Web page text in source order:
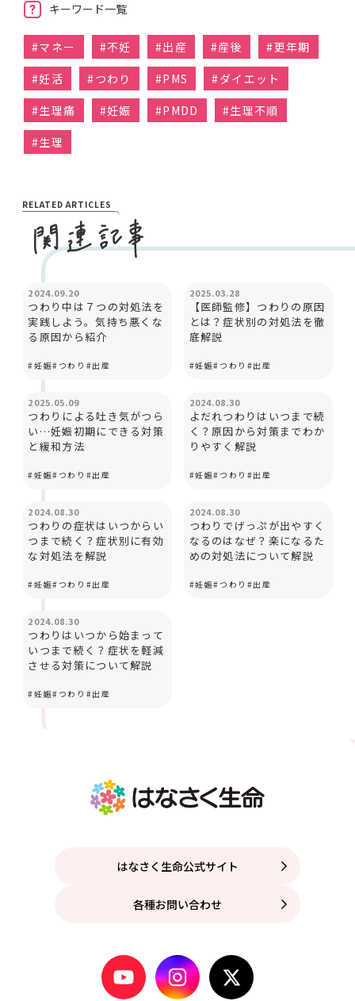
キーワード一覧
#マネー #不妊 #出産 #産後 #更年期
#妊活 #つわり #PMS #ダイエット
#生理痛 #妊娠 #PMDD #生理不順
#生理
RELATED ARTICLES
2024.09.20
つわり中は７つの対処法を
実践しよう。気持ち悪くな
る原因から紹介
#妊娠#つわり #出産
2025.03.28
【医師監修】つわりの原因
とは？症状別の対処法を徹
底解説
#妊娠#つわり #出産
2025.05.09
つわりによる吐き気がつら
い…妊娠初期にできる対策
と緩和方法
#妊娠#つわり #出産
2024.08.30
よだれつわりはいつまで続
く？原因から対策までわか
りやすく解説
#妊娠#つわり #出産
2024.08.30
つわりの症状はいつからい
つまで続く？症状別に有効
な対処法を解説
#妊娠#つわり #出産
2024.08.30
つわりでげっぷが出やすく
なるのはなぜ？楽になるた
めの対処法について解説
#妊娠#つわり #出産
2024.08.30
つわりはいつから始まって
いつまで続く？症状を軽減
させる対策について解説
#妊娠#つわり #出産
はなさく生命公式サイト
各種お問い合わせ